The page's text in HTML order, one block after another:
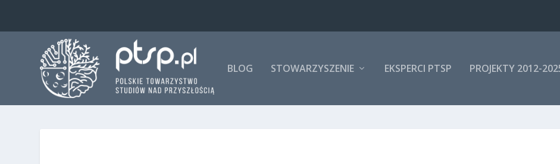
BLOG STOWARZYSZENIE EKSPERCI PTSP PROJEKTY 2012-